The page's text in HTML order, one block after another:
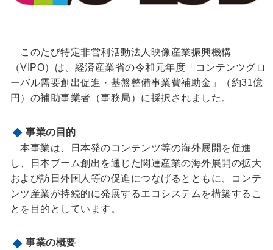
このたび特定非営利活動法人映像産業振興機構
（VIPO）は、経済産業省の令和元年度「コンテンツグロ
ーバル需要創出促進・基盤整備事業費補助金」（約31億
円）の補助事業者（事務局）に採択されました。
事業の目的
本事業は、日本発のコンテンツ等の海外展開を促進
し、日本ブーム創出を通じた関連産業の海外展開の拡大
および訪日外国人等の促進につなげるとともに、コンテ
ンツ産業が持続的に発展するエコシステムを構築するこ
とを目的としています。
事業の概要